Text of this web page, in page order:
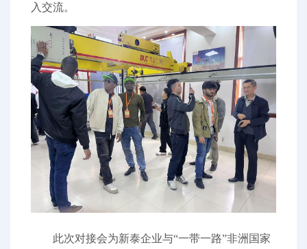
入交流。
此次对接会为新泰企业与“一带一路”非洲国家